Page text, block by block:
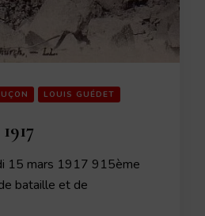
LOUIS GUÉDET
15 mars 1917 915ème
bataille et de